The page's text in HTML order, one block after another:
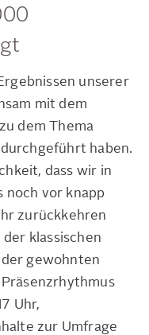
unserer
mit dem
dem Thema
haben.
dass wir in
noch vor knapp
zurückkehren
klassischen
gewohnten
Uhr,
zur Umfrage